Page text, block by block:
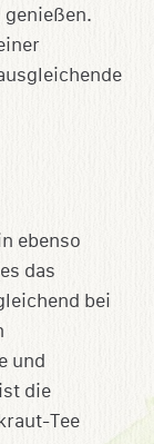
genießen.
ebenso
das
bei
und
die
Tee